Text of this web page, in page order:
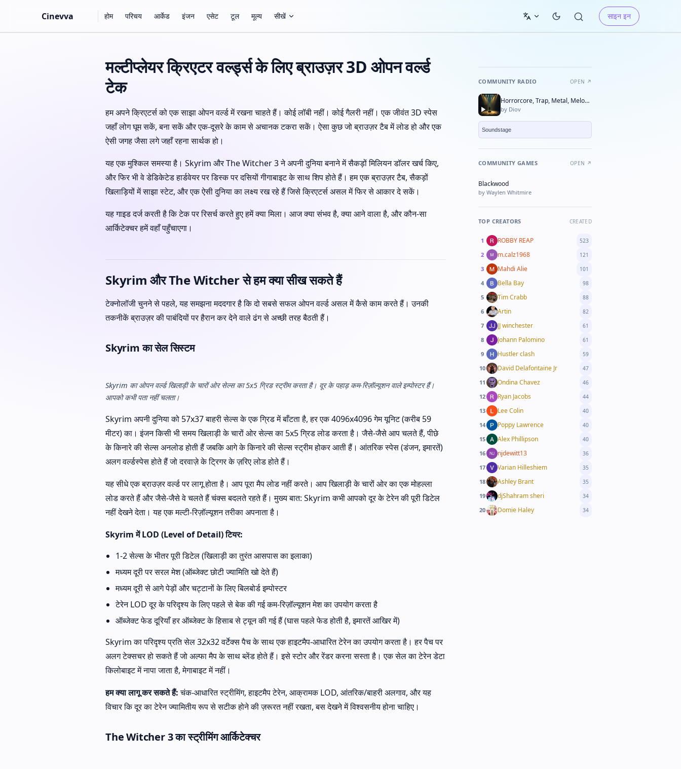
Skip to content
Cinevva होम परिचय आर्केड इंजन एसेट टूल मूल्य सीखें साइन इन
COMMUNITY RADIO OPEN ↗
Horrorcore, Trap, Metal, Melodic, Fear,
by Diov
COMMUNITY GAMES OPEN ↗
★ FEATURED
Blackwood
by Waylen Whitmire
TOP CREATORS CREATED
1 ROBBY REAP 523
2 m.calz1968 121
3 Mahdi Alie 101
4 Bella Bay 98
5 Tim Crabb 88
6 Artin 82
7 JJ winchester 61
8 Johann Palomino 61
9 Hustler clash 59
10 David Delafontaine Jr 47
11 Ondina Chavez 46
12 Ryan Jacobs 44
13 Lee Colin 40
14 Poppy Lawrence 40
15 Alex Phillipson 40
16 njdewitt13 36
17 Varian Hilleshiem 35
18 Ashley Brant 35
19 djShahram sheri 34
20 Domie Haley 34
मल्टीप्लेयर क्रिएटर वर्ल्ड्स के लिए ब्राउज़र 3D ओपन वर्ल्ड
टेक
हम अपने क्रिएटर्स को एक साझा ओपन वर्ल्ड में रखना चाहते हैं। कोई लॉबी नहीं। कोई गैलरी नहीं। एक जीवंत 3D स्पेस
जहाँ लोग घूम सकें, बना सकें और एक-दूसरे के काम से अचानक टकरा सकें। ऐसा कुछ जो ब्राउज़र टैब में लोड हो और एक
ऐसी जगह जैसा लगे जहाँ रहना सार्थक हो।
यह एक मुश्किल समस्या है। Skyrim और The Witcher 3 ने अपनी दुनिया बनाने में सैकड़ों मिलियन डॉलर खर्च किए,
और फिर भी वे डेडिकेटेड हार्डवेयर पर डिस्क पर दसियों गीगाबाइट के साथ शिप होते हैं। हम एक ब्राउज़र टैब, सैकड़ों
खिलाड़ियों में साझा स्टेट, और एक ऐसी दुनिया का लक्ष्य रख रहे हैं जिसे क्रिएटर्स असल में फिर से आकार दे सकें।
यह गाइड दर्ज करती है कि टेक पर रिसर्च करते हुए हमें क्या मिला। आज क्या संभव है, क्या आने वाला है, और कौन-सा
आर्किटेक्चर हमें वहाँ पहुँचाएगा।
Skyrim और The Witcher से हम क्या सीख सकते हैं
टेक्नोलॉजी चुनने से पहले, यह समझना मददगार है कि दो सबसे सफल ओपन वर्ल्ड असल में कैसे काम करते हैं। उनकी
तकनीकें ब्राउज़र की पाबंदियों पर हैरान कर देने वाले ढंग से अच्छी तरह बैठती हैं।
Skyrim का सेल सिस्टम
Skyrim का ओपन वर्ल्ड खिलाड़ी के चारों ओर सेल्स का 5x5 ग्रिड स्ट्रीम करता है। दूर के पहाड़ कम-रिज़ॉल्यूशन वाले इम्पोस्टर हैं।
आपको कभी पता नहीं चलता।
Skyrim अपनी दुनिया को 57x37 बाहरी सेल्स के एक ग्रिड में बाँटता है, हर एक 4096x4096 गेम यूनिट (करीब 59
मीटर) का। इंजन किसी भी समय खिलाड़ी के चारों ओर सेल्स का 5x5 ग्रिड लोड करता है। जैसे-जैसे आप चलते हैं, पीछे
के किनारे की सेल्स अनलोड होती हैं जबकि आगे के किनारे की सेल्स स्ट्रीम होकर आती हैं। आंतरिक स्पेस (डंजन, इमारतें)
अलग वर्ल्डस्पेस होते हैं जो दरवाज़े के ट्रिगर के ज़रिए लोड होते हैं।
यह सीधे एक ब्राउज़र वर्ल्ड पर लागू होता है। आप पूरा मैप लोड नहीं करते। आप खिलाड़ी के चारों ओर का एक मोहल्ला
लोड करते हैं और जैसे-जैसे वे चलते हैं चंक्स बदलते रहते हैं। मुख्य बात: Skyrim कभी आपको दूर के टेरेन की पूरी डिटेल
नहीं देखने देता। यह एक मल्टी-रिज़ॉल्यूशन तरीका अपनाता है।
Skyrim में LOD (Level of Detail) टियर:
1-2 सेल्स के भीतर पूरी डिटेल (खिलाड़ी का तुरंत आसपास का इलाका)
मध्यम दूरी पर सरल मेश (ऑब्जेक्ट छोटी ज्यामिति खो देते हैं)
मध्यम दूरी से आगे पेड़ों और चट्टानों के लिए बिलबोर्ड इम्पोस्टर
टेरेन LOD दूर के परिदृश्य के लिए पहले से बेक की गई कम-रिज़ॉल्यूशन मेश का उपयोग करता है
ऑब्जेक्ट फेड दूरियाँ हर ऑब्जेक्ट के हिसाब से ट्यून की गई हैं (घास पहले फेड होती है, इमारतें आखिर में)
Skyrim का परिदृश्य प्रति सेल 32x32 वर्टेक्स पैच के साथ एक हाइटमैप-आधारित टेरेन का उपयोग करता है। हर पैच पर
अलग टेक्सचर हो सकते हैं जो अल्फा मैप के साथ ब्लेंड होते हैं। इसे स्टोर और रेंडर करना सस्ता है। एक सेल का टेरेन डेटा
किलोबाइट में नापा जाता है, मेगाबाइट में नहीं।
हम क्या लागू कर सकते हैं:चंक-आधारित स्ट्रीमिंग, हाइटमैप टेरेन, आक्रामक LOD, आंतरिक/बाहरी अलगाव, और यह
विचार कि दूर का टेरेन ज्यामितीय रूप से सटीक होने की ज़रूरत नहीं रखता, बस देखने में विश्वसनीय होना चाहिए।
The Witcher 3 का स्ट्रीमिंग आर्किटेक्चर